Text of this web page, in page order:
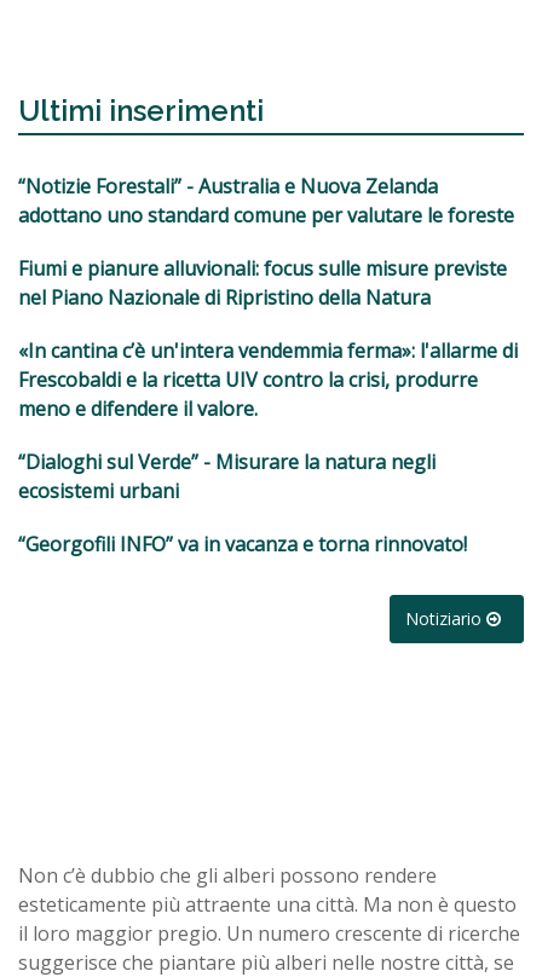
Ultimi inserimenti
“Notizie Forestali” - Australia e Nuova Zelanda
adottano uno standard comune per valutare le foreste
Fiumi e pianure alluvionali: focus sulle misure previste
nel Piano Nazionale di Ripristino della Natura
«In cantina c’è un'intera vendemmia ferma»: l'allarme di
Frescobaldi e la ricetta UIV contro la crisi, produrre
meno e difendere il valore.
“Dialoghi sul Verde” - Misurare la natura negli
ecosistemi urbani
“Georgofili INFO” va in vacanza e torna rinnovato!
Notiziario
Non c’è dubbio che gli alberi possono rendere
esteticamente più attraente una città. Ma non è questo
il loro maggior pregio. Un numero crescente di ricerche
suggerisce che piantare più alberi nelle nostre città, se